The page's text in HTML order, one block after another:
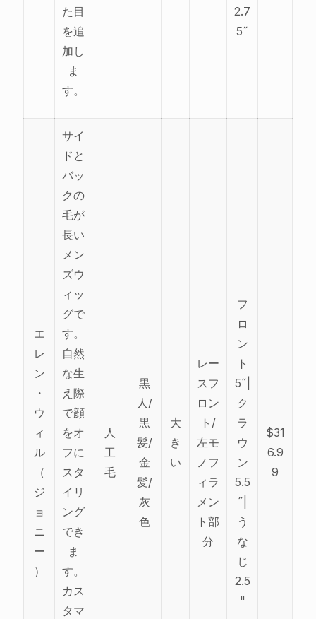
た目
を追
加し
ま
す。
2.7
5˝
エ
レ
ン
・
ウ
ィ
ル
（
ジ
ョ
ニ
ー
）
サイ
ドと
バッ
クの
毛が
長い
メン
ズウ
ィッ
グで
す。
自然
な生
え際
で顔
をオ
フに
スタ
イリ
ング
でき
ま
す。
カス
タマ
人
工
毛
黒
人/
黒
髪/
金
髪/
灰
色
大
き
い
レー
スフ
ロン
ト/
左モ
ノフ
ィラ
メン
ト部
分
フ
ロ
ン
ト
5˝|
ク
ラ
ウ
ン
5.5
˝|
う
な
じ
2.5
"
$31
6.9
9